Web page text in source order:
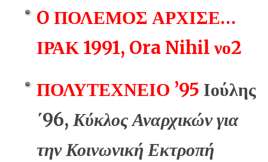
O ΠΟΛΕΜΟΣ ΑΡΧΙΣΕ…
ΙΡΑΚ 1991, Ora Nihil νο2
ΠΟΛΥΤΕΧΝΕΙΟ ’95 Ιούλης
΄96,Κύκλος Αναρχικών για
την Κοινωνική Εκτροπή